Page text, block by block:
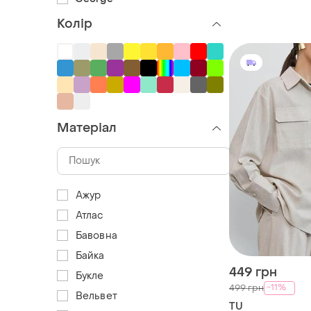
449 грн
499 грн -11%
TU
Колір
Матеріал
Ажур
Атлас
Бавовна
Байка
Букле
Вельвет